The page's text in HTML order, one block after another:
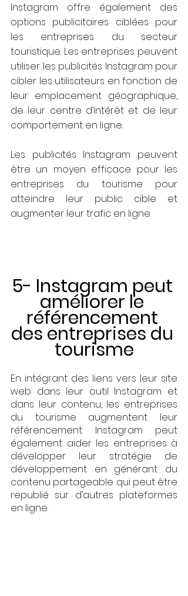
Instagram offre également des
options publicitaires ciblées pour
les entreprises du secteur
touristique. Les entreprises peuvent
utiliser les publicités Instagram pour
cibler les utilisateurs en fonction de
leur emplacement géographique,
de leur centre d’intérêt et de leur
comportement en ligne.
Les publicités Instagram peuvent
être un moyen efficace pour les
entreprises du tourisme pour
atteindre leur public cible et
augmenter leur trafic en ligne.
5- Instagram peut
améliorer le
référencement
des entreprises du
tourisme
En intégrant des liens vers leur site
web dans leur outil Instagram et
dans leur contenu, les entreprises
du tourisme augmentent leur
référencement. Instagram peut
également aider les entreprises à
développer leur stratégie de
développement en générant du
contenu partageable qui peut être
republié sur d’autres plateformes
en ligne.